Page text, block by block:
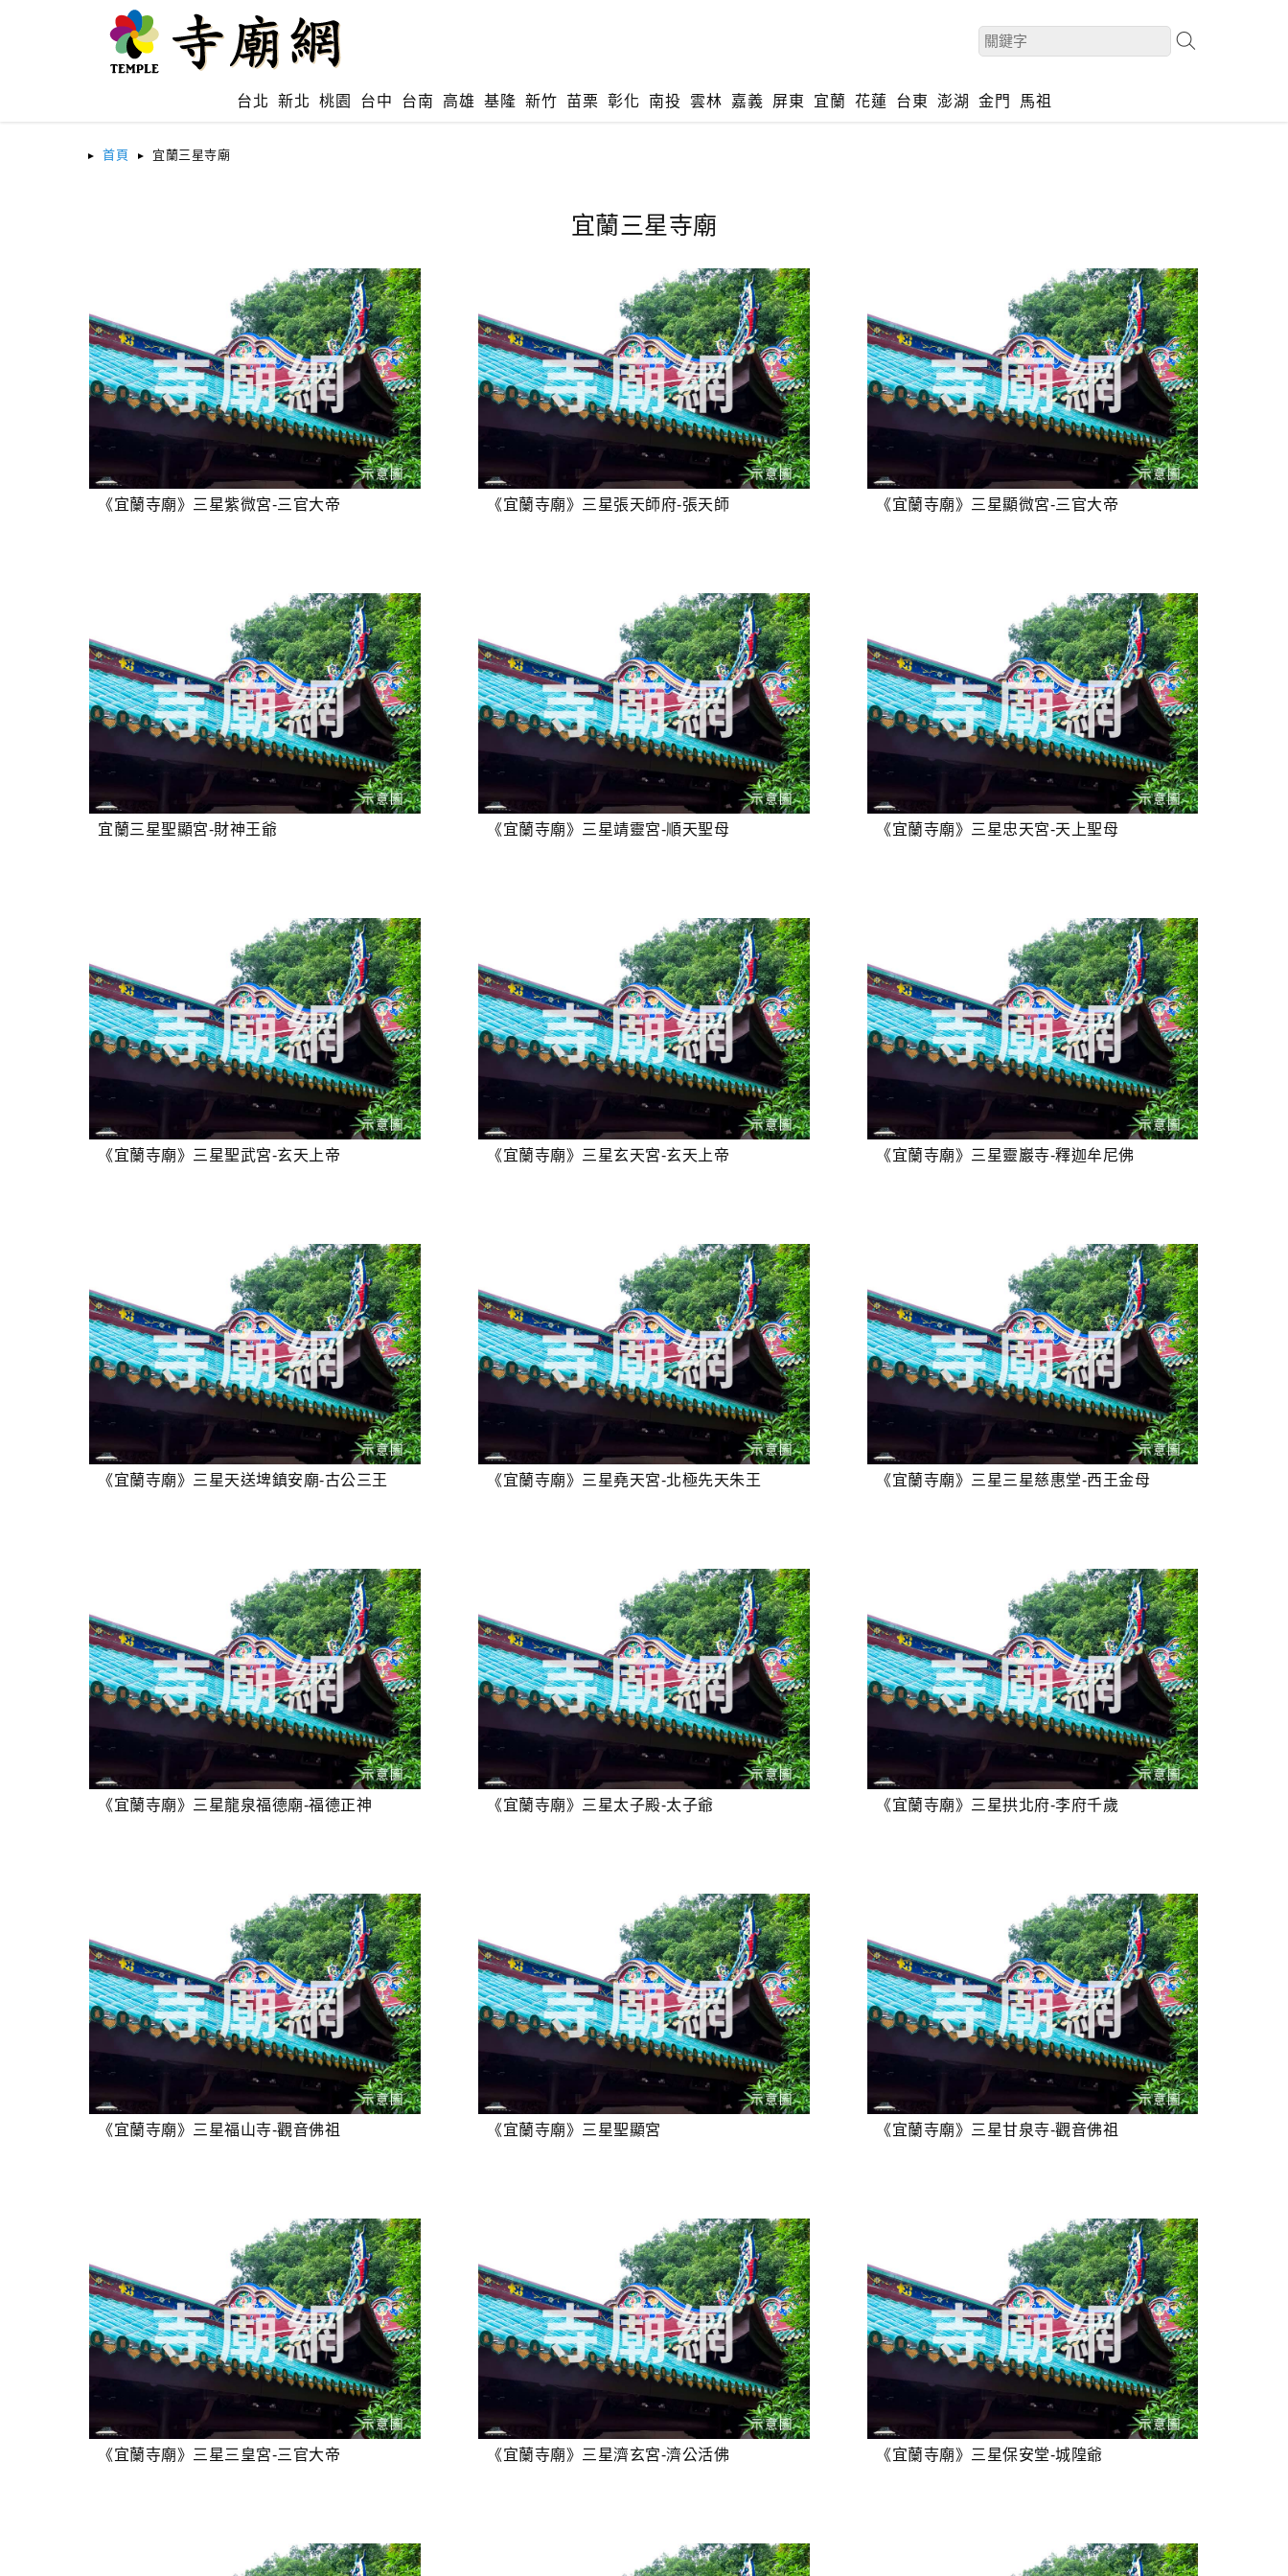
台北 新北 桃園 台中 台南 高雄 基隆 新竹 苗栗 彰化 南投 雲林 嘉義 屏東 宜蘭 花蓮 台東 澎湖 金門 馬祖
首頁 宜蘭三星寺廟
宜蘭三星寺廟
《宜蘭寺廟》三星紫微宮-三官大帝 《宜蘭寺廟》三星張天師府-張天師 《宜蘭寺廟》三星顯微宮-三官大帝
宜蘭三星聖顯宮-財神王爺 《宜蘭寺廟》三星靖靈宮-順天聖母 《宜蘭寺廟》三星忠天宮-天上聖母
《宜蘭寺廟》三星聖武宮-玄天上帝 《宜蘭寺廟》三星玄天宮-玄天上帝 《宜蘭寺廟》三星靈巖寺-釋迦牟尼佛
《宜蘭寺廟》三星天送埤鎮安廟-古公三王 《宜蘭寺廟》三星堯天宮-北極先天朱王 《宜蘭寺廟》三星三星慈惠堂-西王金母
《宜蘭寺廟》三星龍泉福德廟-福德正神 《宜蘭寺廟》三星太子殿-太子爺 《宜蘭寺廟》三星拱北府-李府千歲
《宜蘭寺廟》三星福山寺-觀音佛祖 《宜蘭寺廟》三星聖顯宮 《宜蘭寺廟》三星甘泉寺-觀音佛祖
《宜蘭寺廟》三星三皇宮-三官大帝 《宜蘭寺廟》三星濟玄宮-濟公活佛 《宜蘭寺廟》三星保安堂-城隍爺